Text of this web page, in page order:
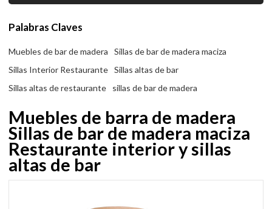
Palabras Claves
Muebles de bar de madera
Sillas de bar de madera maciza
Sillas Interior Restaurante
Sillas altas de bar
Sillas altas de restaurante
sillas de bar de madera
Muebles de barra de madera
Sillas de bar de madera maciza
Restaurante interior y sillas
altas de bar